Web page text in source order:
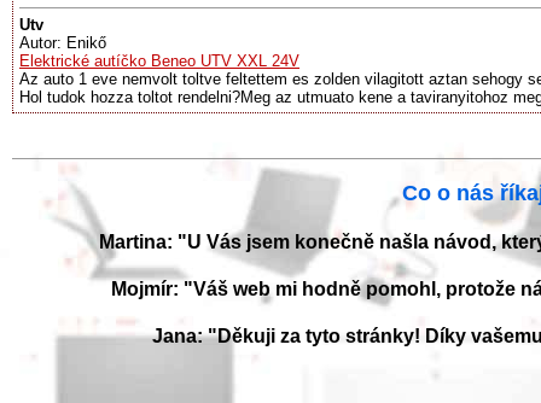
Utv
Autor: Enikő
Elektrické autíčko Beneo UTV XXL 24V
Az auto 1 eve nemvolt toltve feltettem es zolden vilagitott aztan sehogy
Hol tudok hozza toltot rendelni?Meg az utmuato kene a taviranyitohoz
Co o nás
Martina: "U Vás jsem konečně našla návod,
Mojmír: "Váš web mi hodně pomohl, protože
Jana: "Děkuji za tyto stránky! Díky